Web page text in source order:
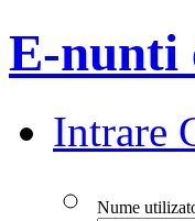
E-nunti
Intrare
Nume